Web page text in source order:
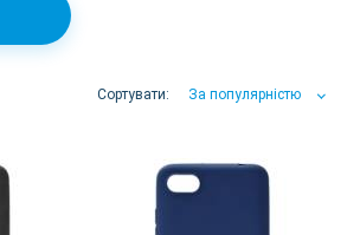
Сортувати: За популярністю
За популярністю